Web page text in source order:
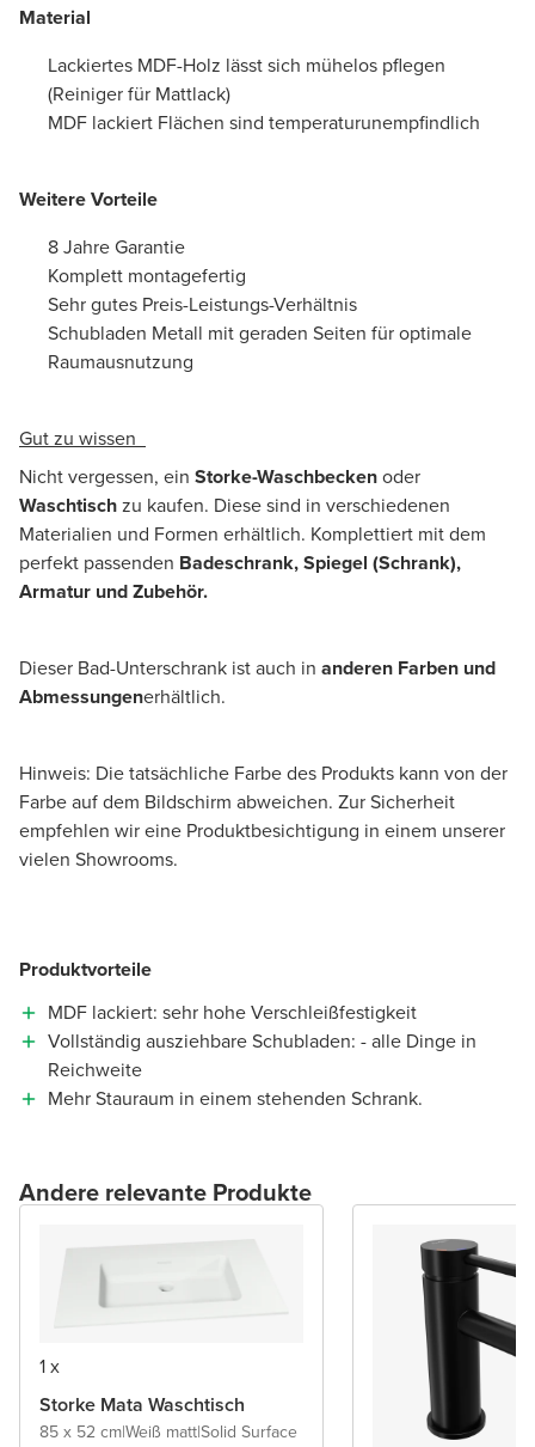
Material
Lackiertes MDF-Holz lässt sich mühelos pflegen
(Reiniger für Mattlack)
MDF lackiert Flächen sind temperaturunempfindlich
Weitere Vorteile
8 Jahre Garantie
Komplett montagefertig
Sehr gutes Preis-Leistungs-Verhältnis
Schubladen Metall mit geraden Seiten für optimale
Raumausnutzung
Gut zu wissen
Nicht vergessen, ein Storke-Waschbeckenoder
Waschtischzu kaufen. Diese sind in verschiedenen
Materialien und Formen erhältlich. Komplettiert mit dem
perfekt passenden Badeschrank, Spiegel (Schrank),
Armatur und Zubehör.
Dieser Bad-Unterschrank ist auch in anderen Farben und
Abmessungenerhältlich.
Hinweis: Die tatsächliche Farbe des Produkts kann von der
Farbe auf dem Bildschirm abweichen. Zur Sicherheit
empfehlen wir eine Produktbesichtigung in einem unserer
vielen Showrooms.
Produktvorteile
MDF lackiert: sehr hohe Verschleißfestigkeit
Vollständig ausziehbare Schubladen: - alle Dinge in
Reichweite
Mehr Stauraum in einem stehenden Schrank.
Andere relevante Produkte
1 x
Storke Mata Waschtisch
85 x 52 cm|Weiß matt|Solid Surface